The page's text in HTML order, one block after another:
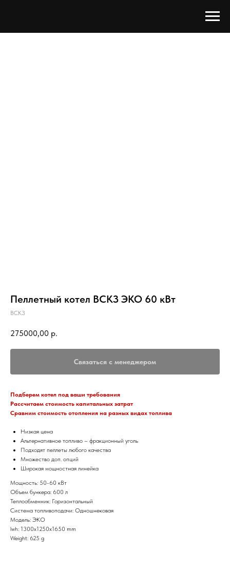
Пеллетный котел ВСКЗ ЭКО 60 кВт
ВСКЗ
275000,00 р.
Связаться с менеджером
Подберем котел под ваши требования
Рассчитаем стоимость капитальных затрат
Сравним стоимость отопления на разных видах топлива
Низкая цена
Альтернативное топливо – фракционный уголь
Подходят пеллеты любого качества
Множество доп. опций
Широкая мощностная линейка
Мощность: 50-60 кВт
Объем бункера: 600 л
Теплообменник: Горизонтальный
Система топливоподачи: Одношнековая
Модель: ЭКО
lwh: 1300x1250x1650 mm
Weight: 625 g